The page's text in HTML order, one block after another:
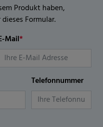
Produkt haben,
Formular.
Mail*
Telefonnummer